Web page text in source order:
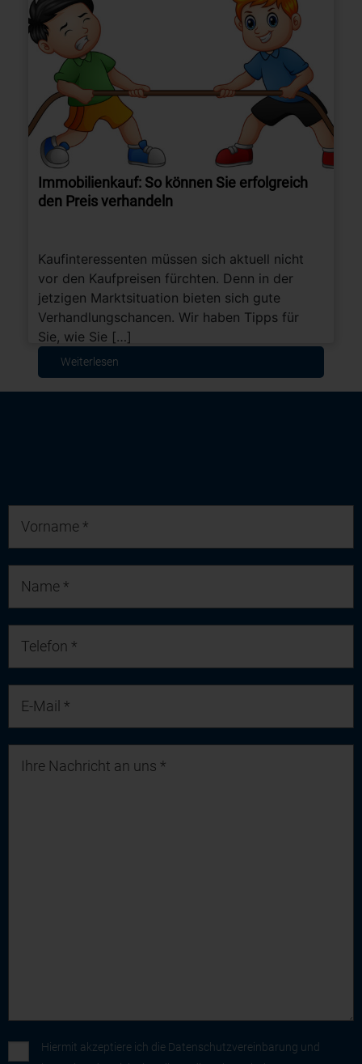
Immobilienkauf: So können Sie erfolgreich
den Preis verhandeln
Kaufinteressenten müssen sich aktuell nicht
vor den Kaufpreisen fürchten. Denn in der
jetzigen Marktsituation bieten sich gute
Verhandlungschancen. Wir haben Tipps für
Sie, wie Sie […]
Weiterlesen
Hiermit akzeptiere ich die Datenschutzvereinbarung und